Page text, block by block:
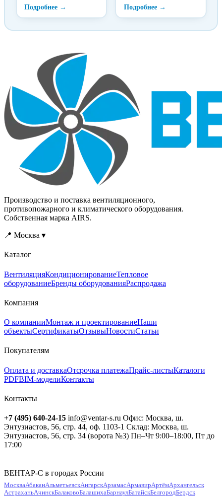
использования в качестве
сервисной секции.
утилизации тепловой
энергии вытяжного
вентиляции и
Производство и поставка вентиляционного,
противопожарного и климатического оборудования.
Собственная марка AIRS.
📍 Москва ▾
Каталог
ВентиляцияКондиционированиеТепловое
оборудованиеБренды оборудованияРаспродажа
Компания
О компанииМонтаж и проектированиеНаши
объектыСертификатыОтзывыНовостиСтатьи
Покупателям
Оплата и доставкаОтсрочка платежаПрайс-листыКаталоги
PDFBIM-моделиКонтакты
Контакты
+7 (495) 640-24-15 info@ventar-s.ru Офис: Москва, ш.
Энтузиастов, 56, стр. 44, оф. 1103-1 Склад: Москва, ш.
Энтузиастов, 56, стр. 34 (ворота №3) Пн–Чт 9:00–18:00, Пт до
17:00
ВЕНТАР-С в городах России
МоскваАбаканАльметьевскАнгарскАрзамасАрмавирАртёмАрхангельск
АстраханьАчинскБалаковоБалашихаБарнаулБатайскБелгородБердск